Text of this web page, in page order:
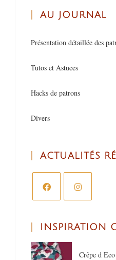
AU JOURNAL
Présentation détaillée des
Tutos et Astuces
Hacks de patrons
Divers
ACTUALITÉS
INSPIRATION
Crêpe d